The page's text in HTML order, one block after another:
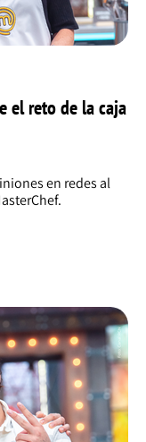
el reto de la caja
en redes al